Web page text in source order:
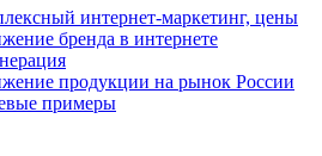
интернет-маркетинг, цены
бренда в интернете
продукции на рынок России
примеры